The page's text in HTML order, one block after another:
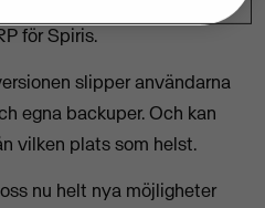
för Spiris.
slipper användarna
egna backuper. Och kan
vilken plats som helst.
nu helt nya möjligheter